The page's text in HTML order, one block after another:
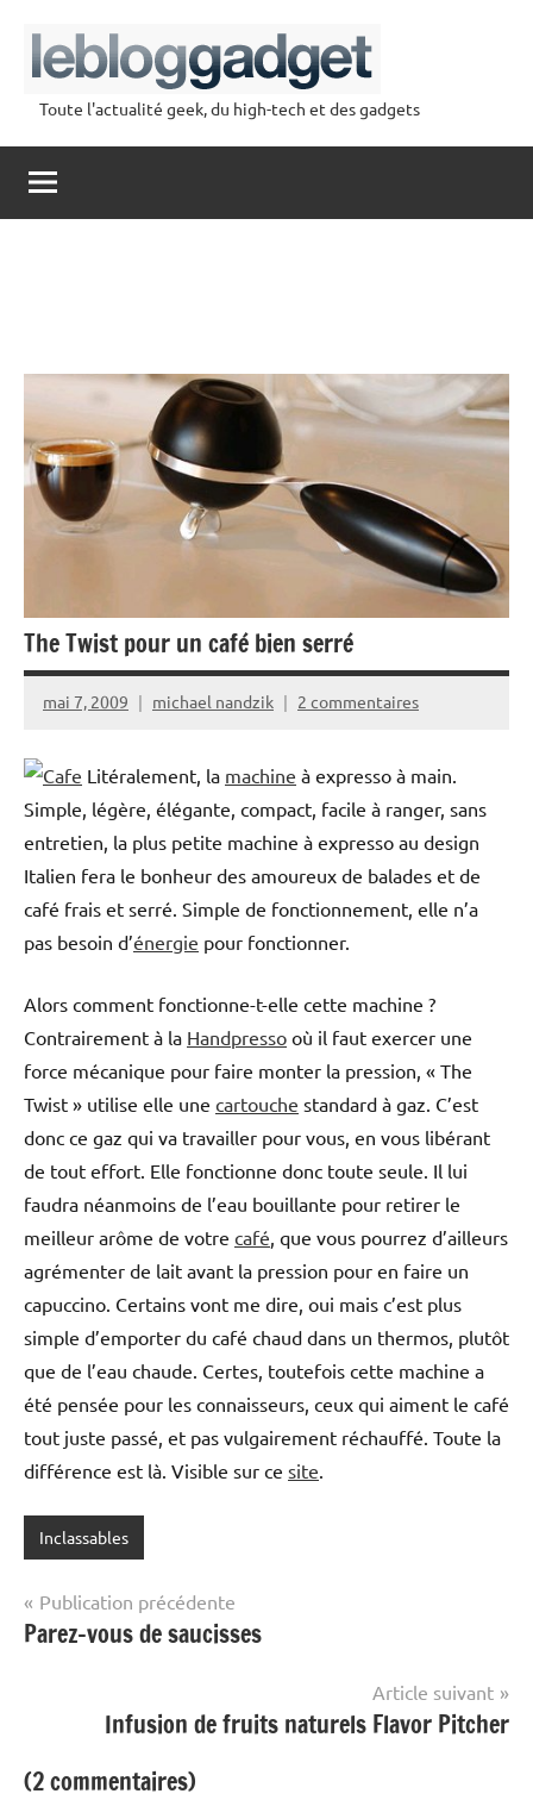
contenu
lebloggadget
Toute l'actualité geek, du high-tech et des gadgets
The Twist pour un café bien serré
mai 7, 2009 michael nandzik 2 commentaires
Litéralement, la machine à expresso à main.
Simple, légère, élégante, compact, facile à ranger, sans
entretien, la plus petite machine à expresso au design
Italien fera le bonheur des amoureux de balades et de
café frais et serré. Simple de fonctionnement, elle n’a
pas besoin d’énergie pour fonctionner.
Alors comment fonctionne-t-elle cette machine ?
Contrairement à la Handpresso où il faut exercer une
force mécanique pour faire monter la pression, « The
Twist » utilise elle une cartouche standard à gaz. C’est
donc ce gaz qui va travailler pour vous, en vous libérant
de tout effort. Elle fonctionne donc toute seule. Il lui
faudra néanmoins de l’eau bouillante pour retirer le
meilleur arôme de votre café , que vous pourrez d’ailleurs
agrémenter de lait avant la pression pour en faire un
capuccino. Certains vont me dire, oui mais c’est plus
simple d’emporter du café chaud dans un thermos, plutôt
que de l’eau chaude. Certes, toutefois cette machine a
été pensée pour les connaisseurs, ceux qui aiment le café
tout juste passé, et pas vulgairement réchauffé. Toute la
différence est là. Visible sur ce site
Inclassables
Navigation
de
Publication précédente
Parez-vous de saucisses
Article suivant
Infusion de fruits naturels Flavor Pitcher
(2 commentaires)